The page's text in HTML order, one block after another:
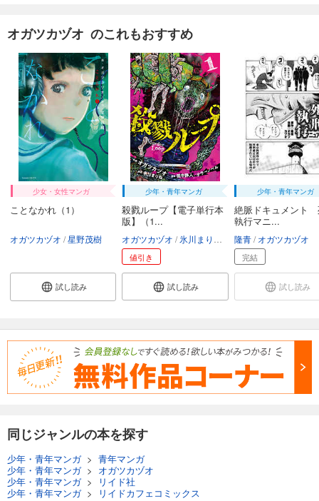
オガツカヅオ のこれもおすすめ
少女・女性マンガ
ことなかれ（1）
オガツカヅオ 星野茂樹
試し読み
少年・青年マンガ
殺戮ループ【電子単行本
版】（1...
オガツカヅオ 氷川まりね 田中静人（Re，AER）
値引き
試し読み
少年・青年マンガ
絶脈ドキュメント
執行マニ...
隆青 オガツカヅオ
完結
試し読み
同じジャンルの本を探す
少年・青年マンガ> 青年マンガ
少年・青年マンガ> オガツカヅオ
少年・青年マンガ>
リイド社
少年・青年マンガ> リイドカフェコミックス